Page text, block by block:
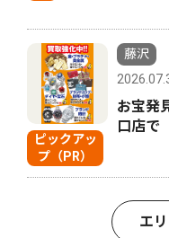
ピックアッ
プ（PR）
藤沢
お宝発
口店で
エ